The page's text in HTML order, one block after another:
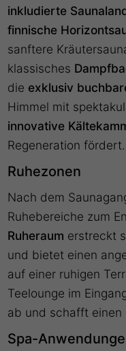
inkludierte
finnische
sanftere
klassisches
die exklusiv
Himmel mit
innovative
Regeneration fördert.
Ruhezonen
Nach dem
Ruhebereiche zum
Ruheraum erstreckt
und bietet einen
auf einer ruhigen
Teelounge im
ab und schafft einen
Spa-